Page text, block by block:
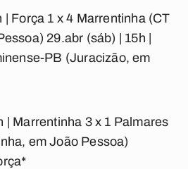
Força 1 x 4 Marrentinha(CT
29.abr (sáb) | 15h |
PB (Juracizão, em
| Marrentinha 3 x 1 Palmares
em João Pessoa)